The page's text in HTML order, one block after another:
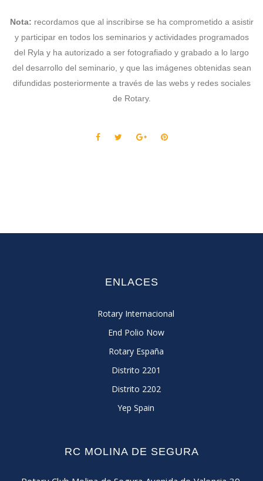
Nota: recordamos que al inscribirse se ha comprometido a asistir
y participar en todos los seminarios y actividades programados
del Ryla y ha autorizado a ser fotografiado y grabado a lo largo
del desarrollo del seminario, y que las imágenes obtenidas sean
difundidas posteriormente a través de las webs y redes sociales
de Rotary.
ENLACES
Rotary Internacional
End Polio Now
Rotary España
Distrito 2201
Distrito 2202
Yep Spain
RC MOLINA DE SEGURA